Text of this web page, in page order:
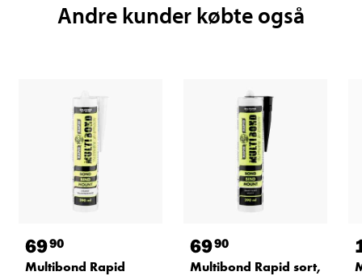
Andre kunder købte også
6990
Multibond Rapid
6990
Multibond Rapid sort,